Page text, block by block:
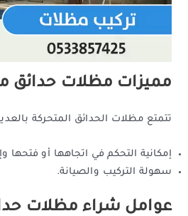
مميزات مظلات حدائق
تتمتع مظلات الحدائق المتحركة
إمكانية التحكم في اتجاهها أو فتحها
سهولة التركيب والصيانة.
عوامل شراء مظلات